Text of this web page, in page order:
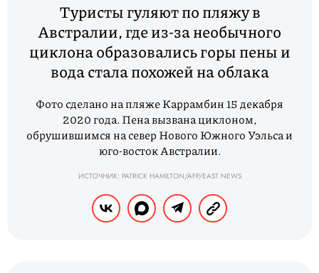
Туристы гуляют по пляжу в
Австралии, где из-за необычного
циклона образовались горы пены и
вода стала похожей на облака
Фото сделано на пляже Каррамбин 15 декабря
2020 года. Пена вызвана циклоном,
обрушившимся на север Нового Южного Уэльса и
юго-восток Австралии.
ИСТОЧНИК: PATRICK HAMILTON/AFP/EAST NEWS